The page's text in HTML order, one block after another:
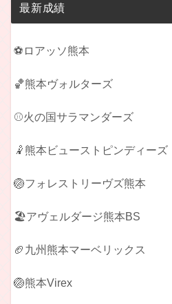
最新成績
⚽ロアッソ熊本
🏀熊本ヴォルターズ
⚾火の国サラマンダーズ
🤾熊本ビューストピンディーズ
🏐フォレストリーヴズ熊本
🏖️アヴェルダージ熊本BS
🏈九州熊本マーベリックス
🏐熊本Virex